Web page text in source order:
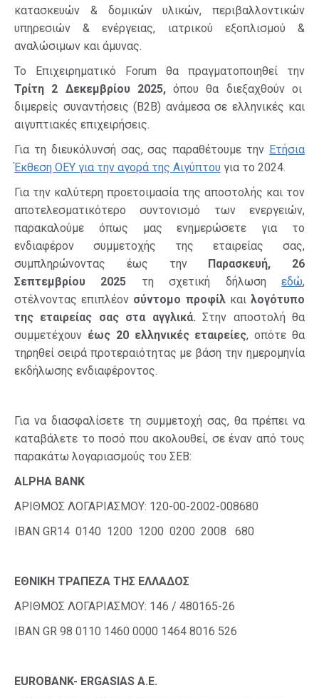
κατασκευών & δομικών υλικών, περιβαλλοντικών
υπηρεσιών & ενέργειας, ιατρικού εξοπλισμού &
αναλώσιμων και άμυνας.
Το Επιχειρηματικό Forum θα πραγματοποιηθεί την
Τρίτη 2 Δεκεμβρίου 2025,όπου θα διεξαχθούν οι
διμερείς συναντήσεις (Β2Β) ανάμεσα σε ελληνικές και
αιγυπτιακές επιχειρήσεις.
Για τη διευκόλυνσή σας, σας παραθέτουμε την Ετήσια
Έκθεση ΟΕΥ για την αγορά της Αιγύπτου για το 2024.
Για την καλύτερη προετοιμασία της αποστολής και τον
αποτελεσματικότερο συντονισμό των ενεργειών,
παρακαλούμε όπως μας ενημερώσετε για το
ενδιαφέρον συμμετοχής της εταιρείας σας,
συμπληρώνοντας έως την Παρασκευή, 26
Σεπτεμβρίου 2025 τη σχετική δήλωσηεδώ,
στέλνοντας επιπλέον σύντομο προφίλ καιλογότυπο
της εταιρείας σας στα αγγλικά.Στην αποστολή θα
συμμετέχουν έως 20 ελληνικές εταιρείες, οπότε θα
τηρηθεί σειρά προτεραιότητας με βάση την ημερομηνία
εκδήλωσης ενδιαφέροντος.
Για να διασφαλίσετε τη συμμετοχή σας, θα πρέπει να
καταβάλετε το ποσό που ακολουθεί, σε έναν από τους
παρακάτω λογαριασμούς του ΣΕΒ:
ALPHA BANK
ΑΡΙΘΜΟΣ ΛΟΓΑΡΙΑΣΜΟΥ: 120-00-2002-008680
IBAN GR14 0140 1200 1200 0200 2008 680
ΕΘΝΙΚΗ ΤΡΑΠΕΖΑ ΤΗΣ ΕΛΛΑΔΟΣ
ΑΡΙΘΜΟΣ ΛΟΓΑΡΙΑΣΜΟΥ: 146 / 480165-26
IBAN GR 98 0110 1460 0000 1464 8016 526
EUROBANK- ERGASIAS A.E.